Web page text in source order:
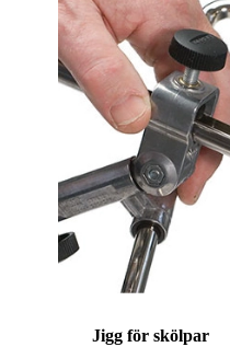
Jigg för skölpar